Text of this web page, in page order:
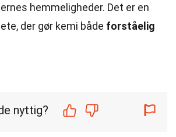
hemmeligheder. Det er en
der gør kemi både forståelig
nyttig?